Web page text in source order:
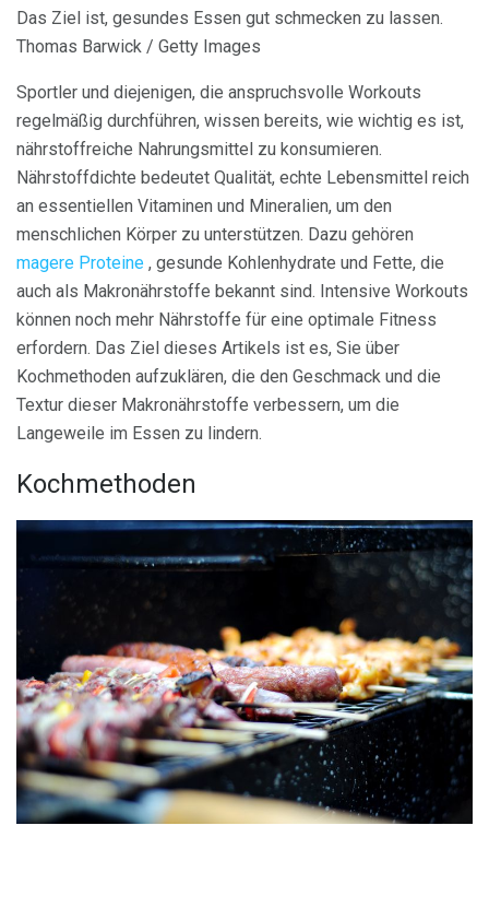
Das Ziel ist, gesundes Essen gut schmecken zu lassen.
Thomas Barwick / Getty Images
Sportler und diejenigen, die anspruchsvolle Workouts
regelmäßig durchführen, wissen bereits, wie wichtig es ist,
nährstoffreiche Nahrungsmittel zu konsumieren.
Nährstoffdichte bedeutet Qualität, echte Lebensmittel reich
an essentiellen Vitaminen und Mineralien, um den
menschlichen Körper zu unterstützen. Dazu gehören
magere Proteine , gesunde Kohlenhydrate und Fette, die
auch als Makronährstoffe bekannt sind. Intensive Workouts
können noch mehr Nährstoffe für eine optimale Fitness
erfordern. Das Ziel dieses Artikels ist es, Sie über
Kochmethoden aufzuklären, die den Geschmack und die
Textur dieser Makronährstoffe verbessern, um die
Langeweile im Essen zu lindern.
Kochmethoden